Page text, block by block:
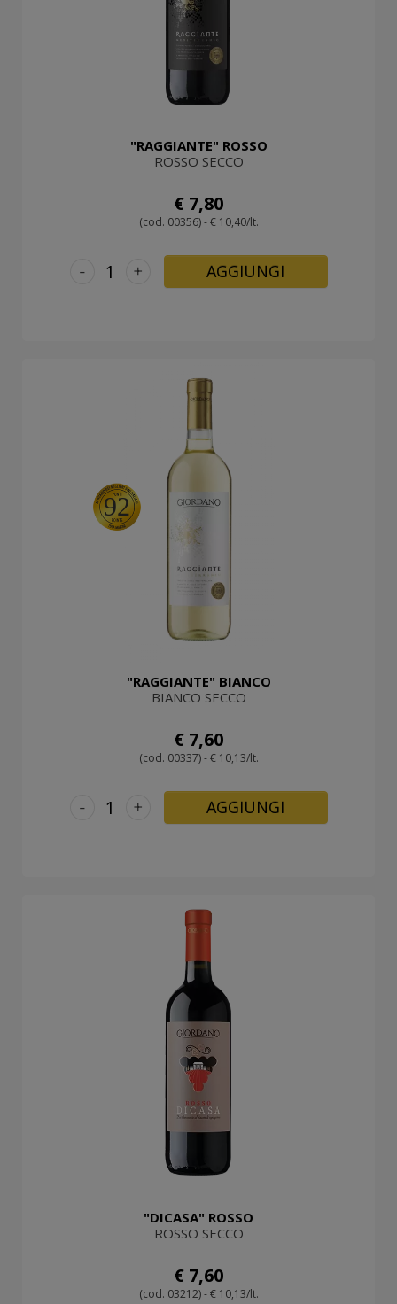
"RAGGIANTE" ROSSO
ROSSO SECCO
€ 7,80
(cod. 00356) - € 10,40/lt.
+
- AGGIUNGI
92
"RAGGIANTE" BIANCO
BIANCO SECCO
€ 7,60
(cod. 00337) - € 10,13/lt.
+
- AGGIUNGI
"DICASA" ROSSO
ROSSO SECCO
€ 7,60
(cod. 03212) - € 10,13/lt.